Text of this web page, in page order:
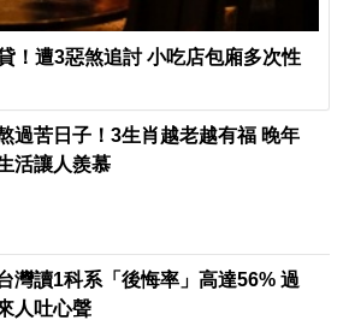
！遭3惡煞追討 小吃店包廂多次性
過苦日子！3生肖越老越有福 晚年
活讓人羨慕
灣讀1科系「後悔率」高達56% 過
人吐心聲